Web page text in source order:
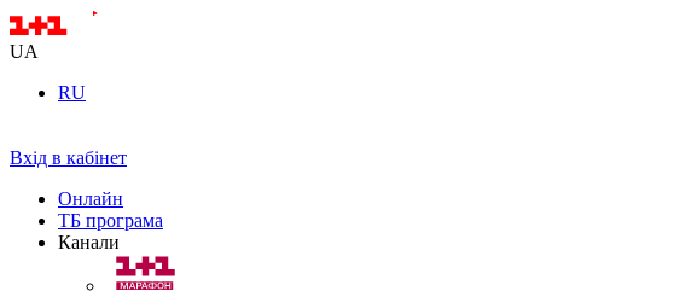
UA
RU
Вхід в кабінет
Онлайн
ТБ програма
Канали